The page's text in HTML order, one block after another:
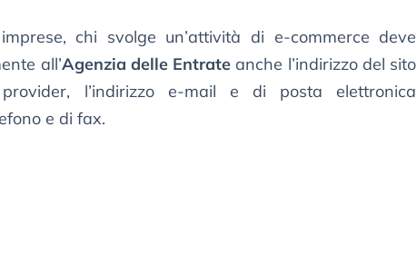
chi svolge un’attività di e-commerce deve
all’Agenzia delle Entrate anche l’indirizzo del sito
l’indirizzo e-mail e di posta elettronica
e di fax.